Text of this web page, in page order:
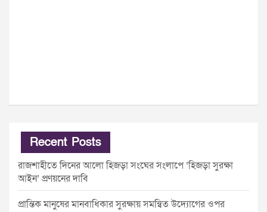
Recent Posts
রাজশাহীতে দিনের আলো হিজড়া সংঘের সংলাপে ‘হিজড়া সুরক্ষা
আইন’ প্রণয়নের দাবি
প্রান্তিক মানুষের মানবাধিকার সুরক্ষায় সমন্বিত উদ্যোগের ওপর